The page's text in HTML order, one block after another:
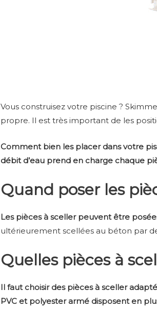
Vous construisez votre piscine ?
propre. Il est très important de les
Comment bien les placer dans votre
débit d’eau prend en charge chaque
Quand poser les
Les pièces à sceller peuvent être
ultérieurement scellées au béton par
Quelles pièces à
Il faut choisir des pièces à sceller
PVC et polyester armé disposent en